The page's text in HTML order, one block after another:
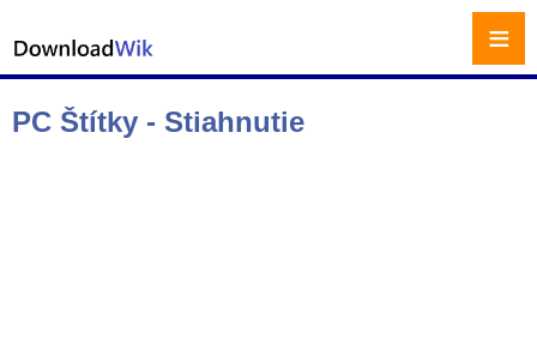
PC Štítky - Stiahnutie
≡